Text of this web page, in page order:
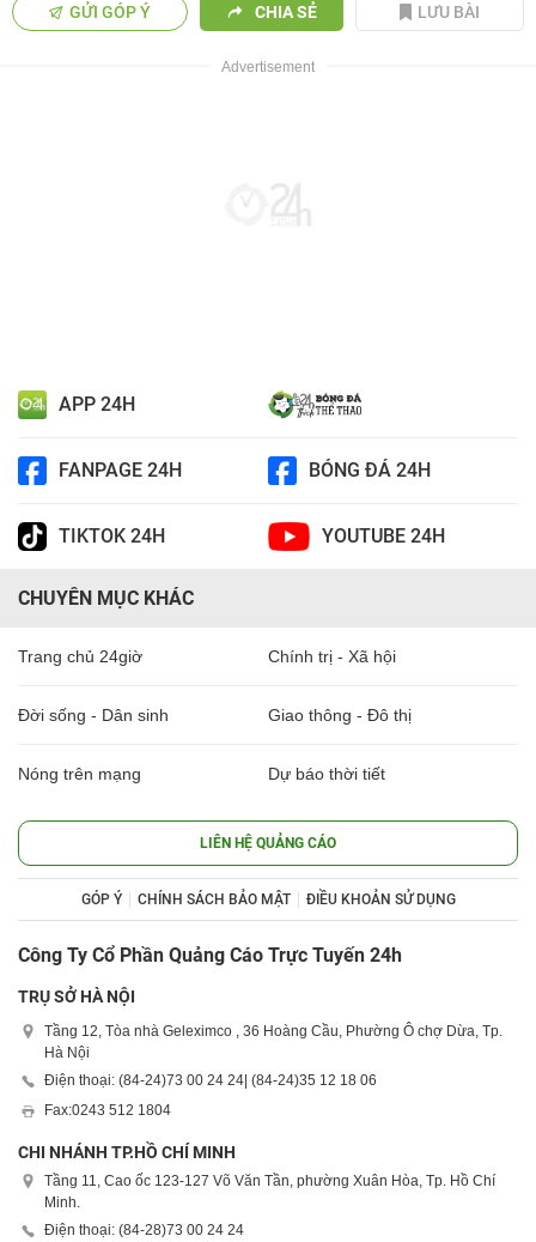
GỬI GÓP Ý CHIA SẺ LƯU BÀI
APP 24H
FANPAGE 24H BÓNG ĐÁ 24H
TIKTOK 24H YOUTUBE 24H
CHUYÊN MỤC KHÁC
Trang chủ 24giờ Chính trị - Xã hội
Đời sống - Dân sinh Giao thông - Đô thị
Nóng trên mạng Dự báo thời tiết
LIÊN HỆ QUẢNG CÁO
GÓP Ý CHÍNH SÁCH BẢO MẬT ĐIỀU KHOẢN SỬ DỤNG
Công Ty Cổ Phần Quảng Cáo Trực Tuyến 24h
TRỤ SỞ HÀ NỘI
Tầng 12, Tòa nhà Geleximco , 36 Hoàng Cầu, Phường Ô chợ Dừa, Tp.
Hà Nội
Điện thoại: (84-24)73 00 24 24| (84-24)35 12 18 06
Fax:0243 512 1804
CHI NHÁNH TP.HỒ CHÍ MINH
Tầng 11, Cao ốc 123-127 Võ Văn Tần, phường Xuân Hòa, Tp. Hồ Chí
Minh.
Điện thoại: (84-28)73 00 24 24